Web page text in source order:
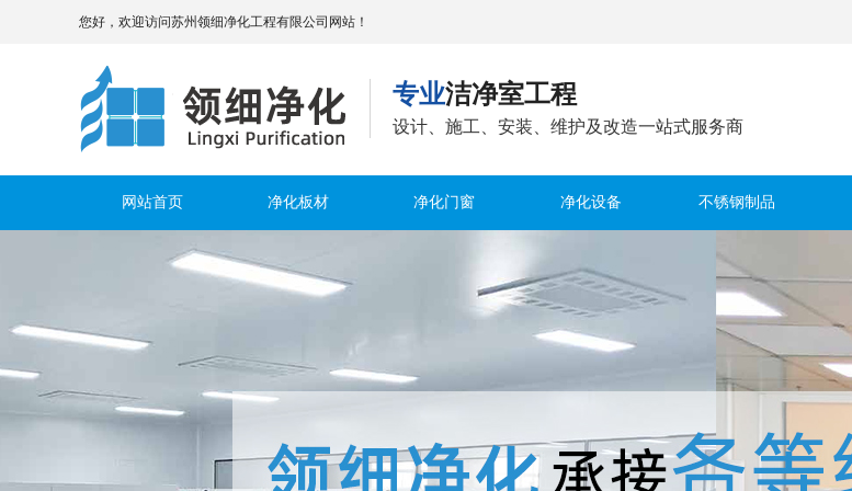
您好，欢迎访问苏州领细净化工程有限公司网站！
专业洁净室工程
设计、施工、安装、维护及改造一站式服务商
网站首页 净化板材 净化门窗 净化设备 不锈钢制品